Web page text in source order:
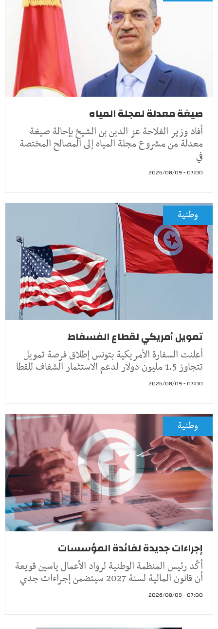
صيغة معدلة لمجلة المياه
أفاد وزير الفلاحة عز الدين بن الشيخ بإحالة صيغة
معدلة من مشروع مجلة المياه إلى المصالح المختصة
في
07:00 - 2026/08/09
وطنية
تمويل أمريكي لقطاع الفسفاط
أعلنت السفارة الأمريكية بتونس إطلاق فرصة تمويل
تتجاوز 1.5 مليون دولار لدعم الاستثمار الشفاف للقطا
07:00 - 2026/08/09
وطنية
إجراءات جديدة لفائدة المؤسسات
أكّد رئيس المنظمة الوطنية لرواد الأعمال ياسين قويعة
أن قانون المالية لسنة 2027 سيتضمن إجراءات جدي
07:00 - 2026/08/09